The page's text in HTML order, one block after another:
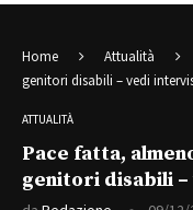
Home Attualità
genitori disabili – vedi
ATTUALITÀ
Pace fatta,
genitori disabili